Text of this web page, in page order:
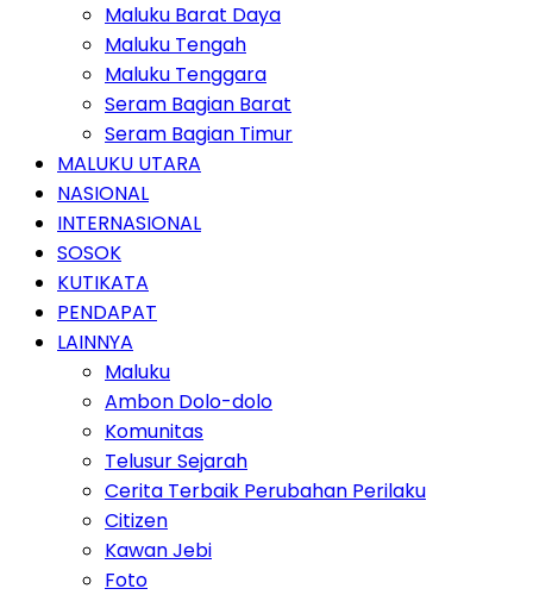
Maluku Barat Daya
Maluku Tengah
Maluku Tenggara
Seram Bagian Barat
Seram Bagian Timur
MALUKU UTARA
NASIONAL
INTERNASIONAL
SOSOK
KUTIKATA
PENDAPAT
LAINNYA
Maluku
Ambon Dolo-dolo
Komunitas
Telusur Sejarah
Cerita Terbaik Perubahan Perilaku
Citizen
Kawan Jebi
Foto